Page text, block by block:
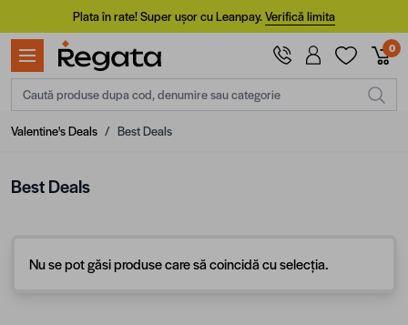
Mergi la ConținutPlata în rate! Super ușor cu Leanpay.Verifică limita
0
Caută produse dupa cod, denumire sau categorie
Valentine's Deals / Best Deals
Best Deals
Nu se pot găsi produse care să coincidă cu selecția.